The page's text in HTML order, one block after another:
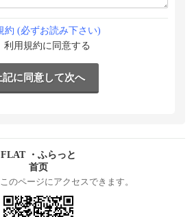
約 (必ずお読み下さい)
利用規約に同意する
FLAT ・ふらっと
首页
のページにアクセスできます。